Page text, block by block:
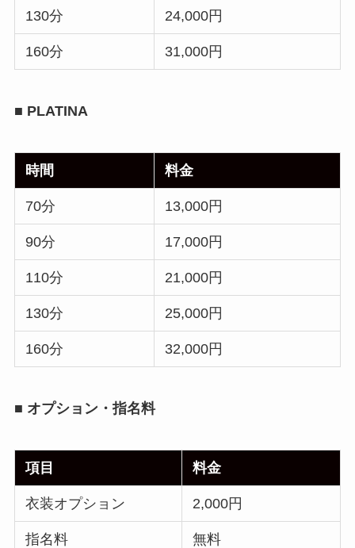
130分 24,000円
160分 31,000円
■ PLATINA
時間 料金
70分 13,000円
90分 17,000円
110分 21,000円
130分 25,000円
160分 32,000円
■ オプション・指名料
項目 料金
衣装オプション 2,000円
指名料 無料